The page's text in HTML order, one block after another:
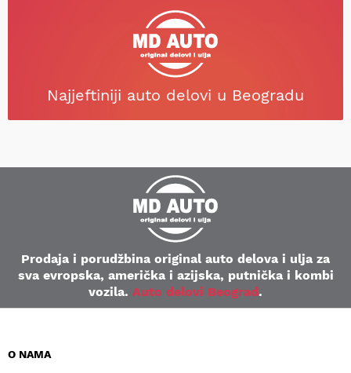
Najjeftiniji auto delovi u Beogradu
Prodaja i porudžbina original auto delova i ulja za
sva evropska, američka i azijska, putnička i kombi
vozila. Auto delovi Beograd.
O NAMA